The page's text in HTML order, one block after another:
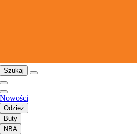
Szukaj
Nowości
Odzież
Buty
NBA